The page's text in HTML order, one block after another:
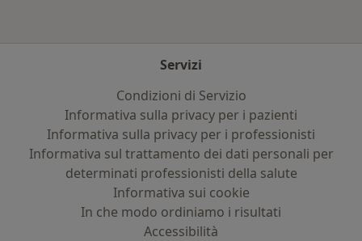
Servizi
Condizioni di Servizio
Informativa sulla privacy per i pazienti
Informativa sulla privacy per i professionisti
Informativa sul trattamento dei dati personali per
determinati professionisti della salute
Informativa sui cookie
In che modo ordiniamo i risultati
Accessibilità